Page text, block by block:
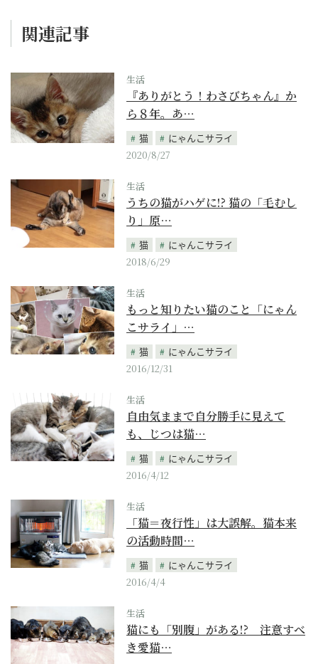
関連記事
生活
『ありがとう！わさびちゃん』か
ら８年。あ…
猫
にゃんこサライ
2020/8/27
生活
うちの猫がハゲに!? 猫の「毛むし
り」原…
猫
にゃんこサライ
2018/6/29
生活
もっと知りたい猫のこと「にゃん
こサライ」…
猫
にゃんこサライ
2016/12/31
生活
自由気ままで自分勝手に見えて
も、じつは猫…
猫
にゃんこサライ
2016/4/12
生活
「猫＝夜行性」は大誤解。猫本来
の活動時間…
猫
にゃんこサライ
2016/4/4
生活
猫にも「別腹」がある!? 注意すべ
き愛猫…